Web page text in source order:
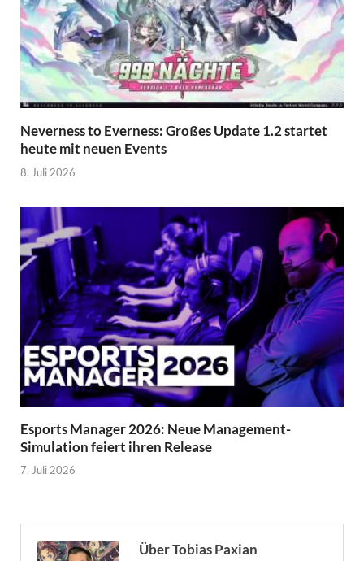
Neverness to Everness: Großes Update 1.2 startet
heute mit neuen Events
8. Juli 2026
Esports Manager 2026: Neue Management-
Simulation feiert ihren Release
7. Juli 2026
Über Tobias Paxian